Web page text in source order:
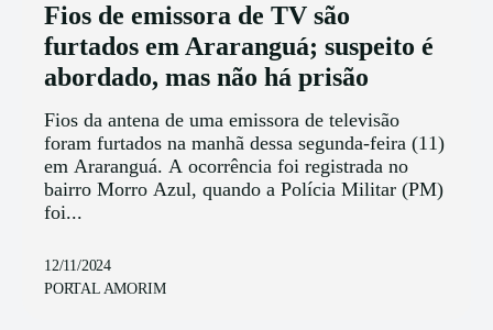
Fios de emissora de TV são
furtados em Araranguá; suspeito é
abordado, mas não há prisão
Fios da antena de uma emissora de televisão
foram furtados na manhã dessa segunda-feira (11)
em Araranguá. A ocorrência foi registrada no
bairro Morro Azul, quando a Polícia Militar (PM)
foi...
12/11/2024
PORTAL AMORIM